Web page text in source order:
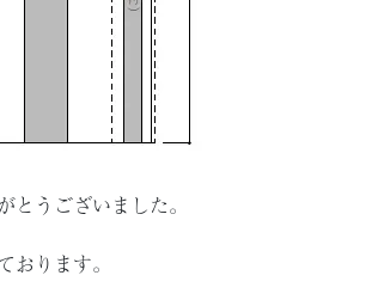
うございました。
ります。